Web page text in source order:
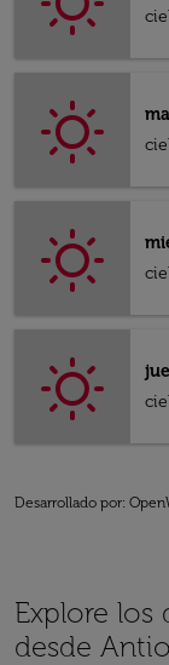
Desarrollado por:
Explore los
desde